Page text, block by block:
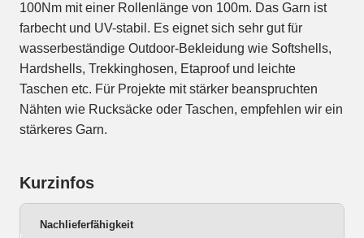
100Nm mit einer Rollenlänge von 100m. Das Garn ist
farbecht und UV-stabil. Es eignet sich sehr gut für
wasserbeständige Outdoor-Bekleidung wie Softshells,
Hardshells, Trekkinghosen, Etaproof und leichte
Taschen etc. Für Projekte mit stärker beanspruchten
Nähten wie Rucksäcke oder Taschen, empfehlen wir ein
stärkeres Garn.
Kurzinfos
Nachlieferfähigkeit